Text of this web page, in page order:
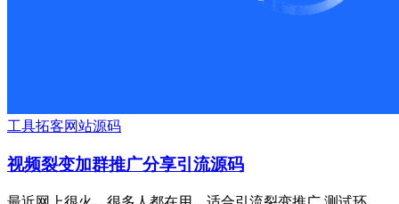
工具拓客网站源码
视频裂变加群推广分享引流源码